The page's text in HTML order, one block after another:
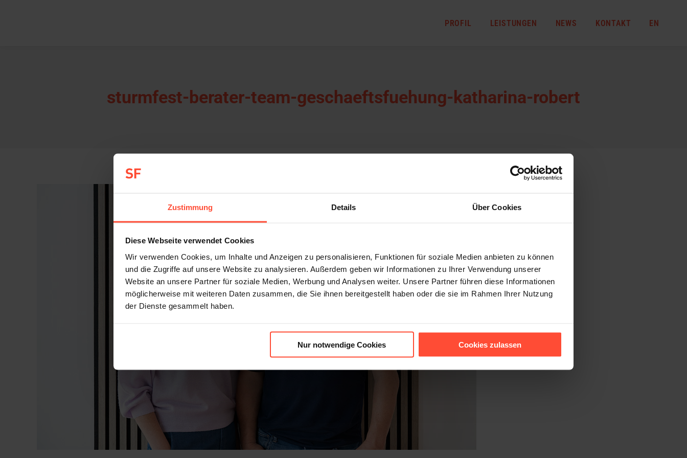
Zustimmung Details Über Cookies
Diese Webseite verwendet Cookies
Wir verwenden Cookies, um Inhalte und Anzeigen zu personalisieren, Funktionen für soziale Medien anbieten zu können
und die Zugriffe auf unsere Website zu analysieren. Außerdem geben wir Informationen zu Ihrer Verwendung unserer
Website an unsere Partner für soziale Medien, Werbung und Analysen weiter. Unsere Partner führen diese Informationen
möglicherweise mit weiteren Daten zusammen, die Sie ihnen bereitgestellt haben oder die sie im Rahmen Ihrer Nutzung
der Dienste gesammelt haben.
Nur notwendige Cookies Cookies zulassen
PROFIL LEISTUNGEN NEWS KONTAKT EN
sturmfest-berater-team-geschaeftsfuehung-katharina-robert